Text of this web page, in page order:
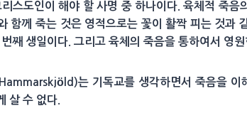
스도인이 해야 할 사명 중 하나이다. 육체적 죽
함께 죽는 것은 영적으로는 꽃이 활짝 피는 것과
째 생일이다. 그리고 육체의 죽음을 통하여서 영
는 기독교를 생각하면서 죽음을 이
살 수 없다.